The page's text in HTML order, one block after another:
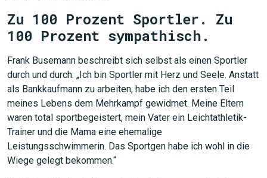
Zu 100 Prozent Sportler. Zu
100 Prozent sympathisch.
Frank Busemann beschreibt sich selbst als einen Sportler
durch und durch: „Ich bin Sportler mit Herz und Seele. Anstatt
als Bankkaufmann zu arbeiten, habe ich den ersten Teil
meines Lebens dem Mehrkampf gewidmet. Meine Eltern
waren total sportbegeistert, mein Vater ein Leichtathletik-
Trainer und die Mama eine ehemalige
Leistungsschwimmerin. Das Sportgen habe ich wohl in die
Wiege gelegt bekommen.“